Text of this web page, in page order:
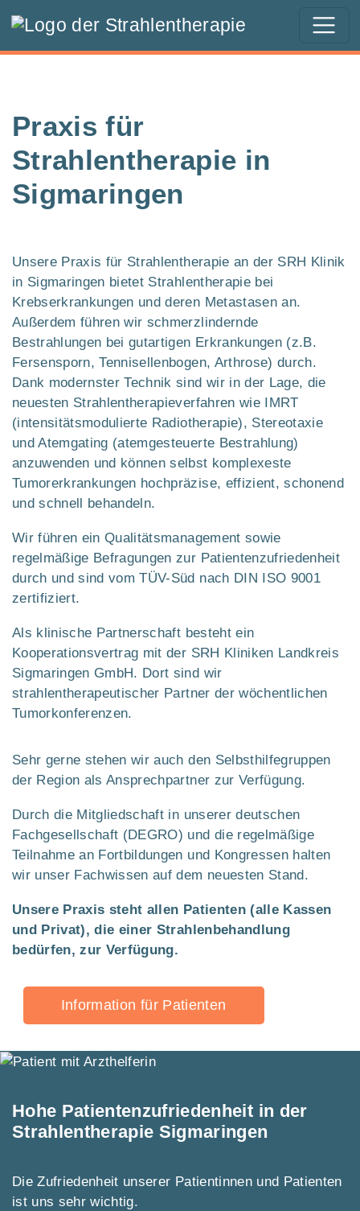
Praxis für
Strahlentherapie in
Sigmaringen
Unsere Praxis für Strahlentherapie an der SRH Klinik
in Sigmaringen bietet Strahlentherapie bei
Krebserkrankungen und deren Metastasen an.
Außerdem führen wir schmerzlindernde
Bestrahlungen bei gutartigen Erkrankungen (z.B.
Fersensporn, Tennisellenbogen, Arthrose) durch.
Dank modernster Technik sind wir in der Lage, die
neuesten Strahlentherapieverfahren wie IMRT
(intensitätsmodulierte Radiotherapie), Stereotaxie
und Atemgating (atemgesteuerte Bestrahlung)
anzuwenden und können selbst komplexeste
Tumorerkrankungen hochpräzise, effizient, schonend
und schnell behandeln.
Wir führen ein Qualitätsmanagement sowie
regelmäßige Befragungen zur Patientenzufriedenheit
durch und sind vom TÜV-Süd nach DIN ISO 9001
zertifiziert.
Als klinische Partnerschaft besteht ein
Kooperationsvertrag mit der SRH Kliniken Landkreis
Sigmaringen GmbH. Dort sind wir
strahlentherapeutischer Partner der wöchentlichen
Tumorkonferenzen.
Sehr gerne stehen wir auch den Selbsthilfegruppen
der Region als Ansprechpartner zur Verfügung.
Durch die Mitgliedschaft in unserer deutschen
Fachgesellschaft (DEGRO) und die regelmäßige
Teilnahme an Fortbildungen und Kongressen halten
wir unser Fachwissen auf dem neuesten Stand.
Unsere Praxis steht allen Patienten (alle Kassen
und Privat), die einer Strahlenbehandlung
bedürfen, zur Verfügung.
Information für Patienten
Hohe Patientenzufriedenheit in der
Strahlentherapie Sigmaringen
Die Zufriedenheit unserer Patientinnen und Patienten
ist uns sehr wichtig.